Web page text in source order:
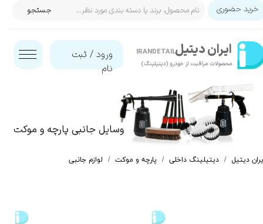
ایران‌ دیتیل
محصولات مراقبت از خودرو (دیتیلینگ)​​​​​​​
IRANDETAIL ورود / ثبت
نام
حساب کاربری من
تغییر گذر واژه
خروج از حساب کاربری
جستجو خرید حضوری
وسایل جانبی پارچه و موکت
دیتیل دیتیلینگ داخلی پارچه و موکت لوازم جانبی